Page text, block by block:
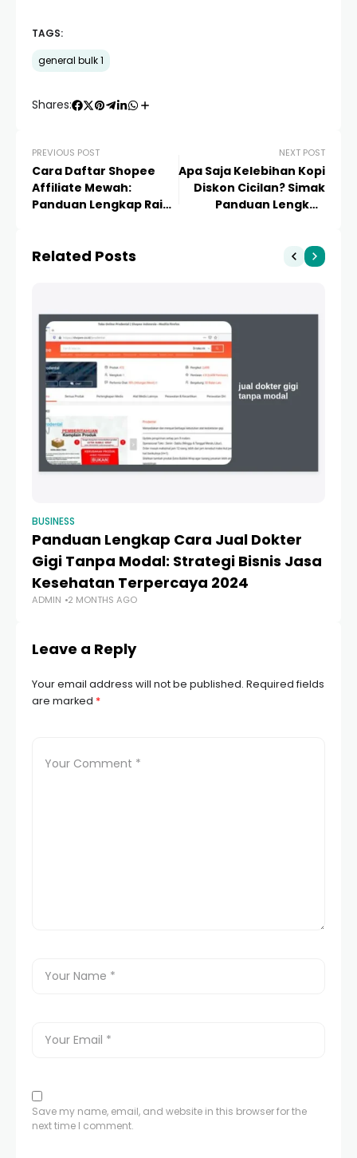
TAGS:
general bulk 1
Shares:
PREVIOUS POST
Cara Daftar Shopee
Affiliate Mewah:
Panduan Lengkap Raih
NEXT POST
Apa Saja Kelebihan Kopi
Diskon Cicilan? Simak
Panduan Lengkap
Related Posts
BUSINESS
Panduan Lengkap Cara Jual Dokter
Gigi Tanpa Modal: Strategi Bisnis Jasa
Kesehatan Terpercaya 2024
ADMIN 2 MONTHS AGO
Leave a Reply
Your email address will not be published. Required fields
are marked *
Save my name, email, and website in this browser for the
next time I comment.